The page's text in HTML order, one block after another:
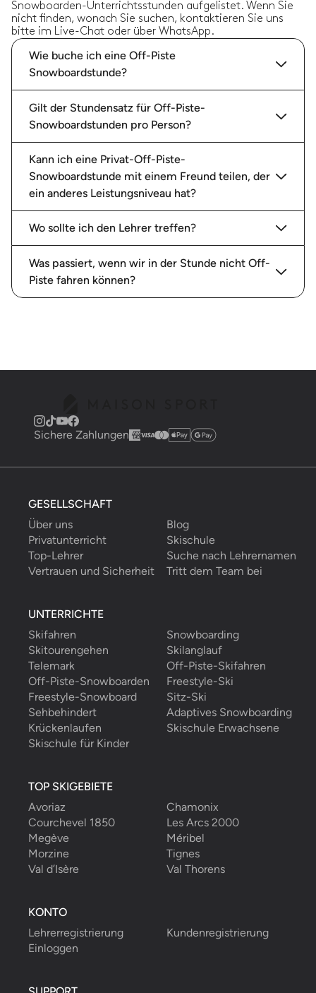
Snowboarden-Unterrichtsstunden aufgelistet. Wenn Sie
nicht finden, wonach Sie suchen, kontaktieren Sie uns
bitte im Live-Chat oder über WhatsApp.
Wie buche ich eine Off-Piste
Snowboardstunde?
Gilt der Stundensatz für Off-Piste-
Snowboardstunden pro Person?
Kann ich eine Privat-Off-Piste-
Snowboardstunde mit einem Freund teilen, der
ein anderes Leistungsniveau hat?
Wo sollte ich den Lehrer treffen?
Was passiert, wenn wir in der Stunde nicht Off-
Piste fahren können?
Sichere Zahlungen
GESELLSCHAFT
Über uns
Blog
Privatunterricht
Skischule
Top-Lehrer
Suche nach Lehrernamen
Vertrauen und Sicherheit
Tritt dem Team bei
UNTERRICHTE
Skifahren
Snowboarding
Skitourengehen
Skilanglauf
Telemark
Off-Piste-Skifahren
Off-Piste-Snowboarden
Freestyle-Ski
Freestyle-Snowboard
Sitz-Ski
Sehbehindert
Adaptives Snowboarding
Krückenlaufen
Skischule Erwachsene
Skischule für Kinder
TOP SKIGEBIETE
Avoriaz
Chamonix
Courchevel 1850
Les Arcs 2000
Megève
Méribel
Morzine
Tignes
Val d’Isère
Val Thorens
KONTO
Lehrerregistrierung
Kundenregistrierung
Einloggen